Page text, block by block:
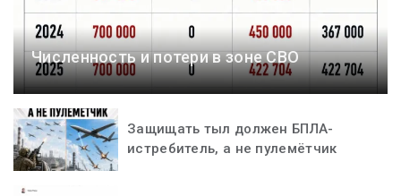
Численность и потери в зоне СВО
Защищать тыл должен БПЛА-
истребитель, а не пулемётчик